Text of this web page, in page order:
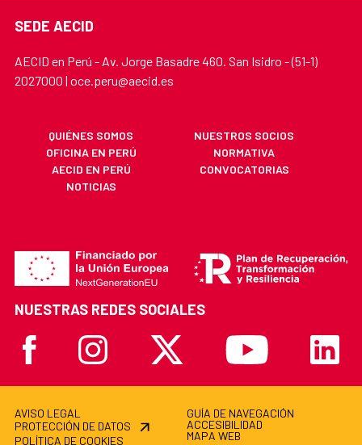
SEDE AECID
AECID en Perú - Av. Jorge Basadre 460. San Isidro - (51-1)
2027000 | oce.peru@aecid.es
QUIÉNES SOMOS
NUESTROS SOCIOS
OFICINA EN PERÚ
NORMATIVA
AECID EN PERÚ
CONVOCATORIAS
NOTICIAS
NUESTRAS REDES SOCIALES
FacebookInstagram X Youtube Linkedin
AVISO LEGAL
PROTECCIÓN DE DATOS
POLÍTICA DE COOKIES
GUÍA DE NAVEGACIÓN
ACCESIBILIDAD
MAPA WEB